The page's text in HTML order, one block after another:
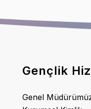
Gençlik
Genel